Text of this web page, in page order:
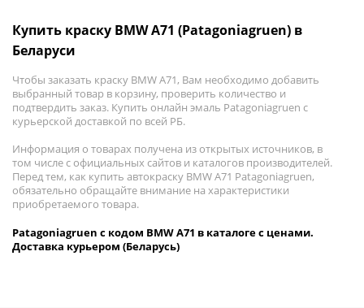
Купить краску BMW A71 (Patagoniagruen) в
Беларуси
Чтобы заказать краску BMW A71, Вам необходимо добавить
выбранный товар в корзину, проверить количество и
подтвердить заказ. Купить онлайн эмаль Patagoniagruen с
курьерской доставкой по всей РБ.
Информация о товарах получена из открытых источников, в
том числе с официальных сайтов и каталогов производителей.
Перед тем, как купить автокраску BMW A71 Patagoniagruen,
обязательно обращайте внимание на характеристики
приобретаемого товара.
Patagoniagruen с кодом BMW A71 в каталоге с ценами.
Доставка курьером (Беларусь)